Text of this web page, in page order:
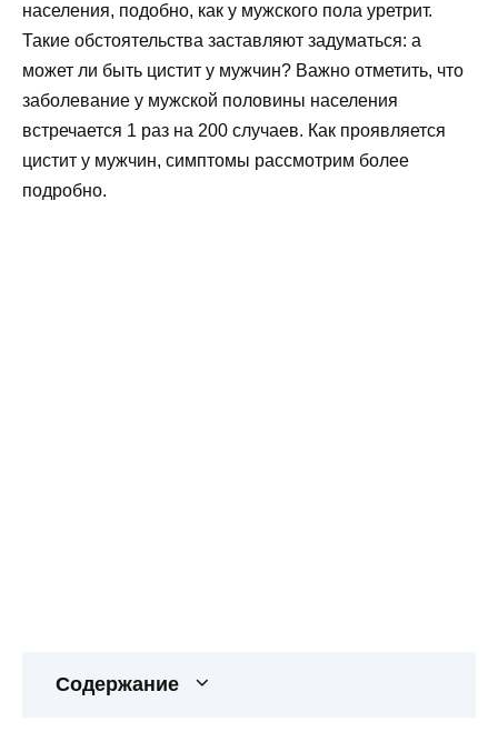
населения, подобно, как у мужского пола уретрит.
Такие обстоятельства заставляют задуматься: а
может ли быть цистит у мужчин? Важно отметить, что
заболевание у мужской половины населения
встречается 1 раз на 200 случаев. Как проявляется
цистит у мужчин, симптомы рассмотрим более
подробно.
Содержание